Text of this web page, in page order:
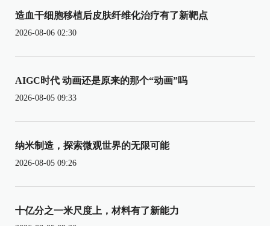
造血干细胞移植后皮肤纤维化治疗有了新靶点
2026-08-06 02:30
AIGC时代 动画还是原来的那个“动画”吗
2026-08-05 09:33
纳米制造，探索微观世界的无限可能
2026-08-05 09:26
十亿分之一米尺度上，材料有了新能力